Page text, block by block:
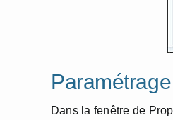
Dans la fenêtre de